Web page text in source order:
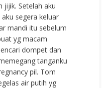
jijik. Setelah aku
segera keluar
mandi itu sebelum
yg macam
dompet dan
tanganku
pil. Tom
air putih yg